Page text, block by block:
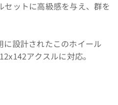
ットに高級感を与え、群を
計されたこのホイール
アクスルに対応。